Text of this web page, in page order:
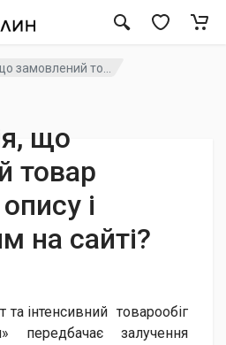
замовлений то...
що
товар
і
на сайті?
інтенсивний товарообіг
передбачає залучення